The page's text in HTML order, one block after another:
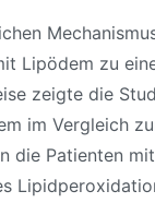
Lipödem zu
zeigte die
im Vergleich
die Patienten